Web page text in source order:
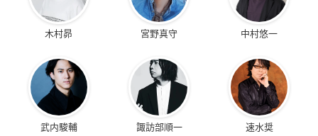
木村昴 宮野真守 中村悠一
武内駿輔 諏訪部順一 速水奨